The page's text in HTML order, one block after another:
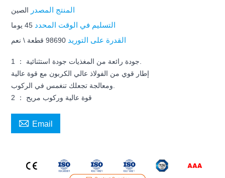
المنتج المصدر الصين
التسليم في الوقت المحدد 45 يوما
القدرة على التوريد 98690 قطعة \ نعم
1 ： جودة رائعة من المغذيات جودة استثنائية.
إطار قوي من الفولاذ عالي الكربون مع قوة عالية
ومعالجة تجعلك تنغمس في الركوب.
2 ： قوة عالية وركوب مريح
 Email